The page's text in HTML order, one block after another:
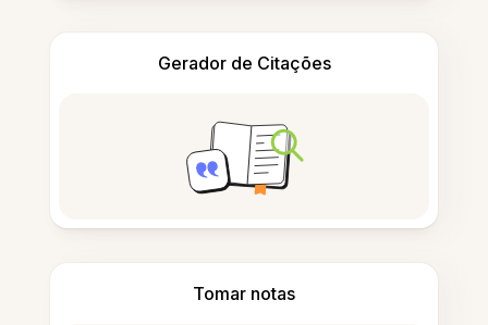
Gerador de Citações
Tomar notas